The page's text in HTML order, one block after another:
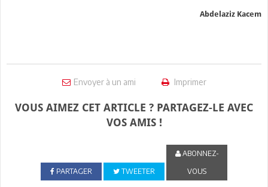
Abdelaziz Kacem
Envoyer à un ami Imprimer
VOUS AIMEZ CET ARTICLE ? PARTAGEZ-LE AVEC
VOS AMIS !
PARTAGER TWEETER
ABONNEZ-
VOUS